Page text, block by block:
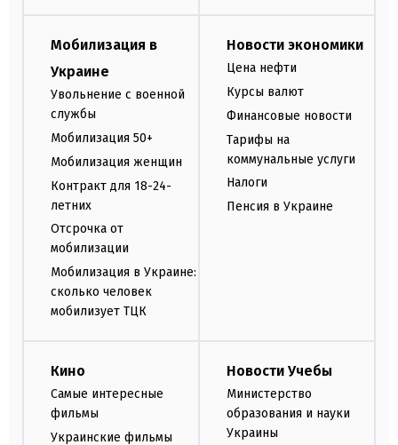
Мобилизация в
Украине
Увольнение с военной
службы
Мобилизация 50+
Мобилизация женщин
Контракт для 18-24-
летних
Отсрочка от
мобилизации
Мобилизация в Украине:
сколько человек
мобилизует ТЦК
Новости экономики
Цена нефти
Курсы валют
Финансовые новости
Тарифы на
коммунальные услуги
Налоги
Пенсия в Украине
Кино
Самые интересные
фильмы
Украинские фильмы
Новости Учебы
Министерство
образования и науки
Украины